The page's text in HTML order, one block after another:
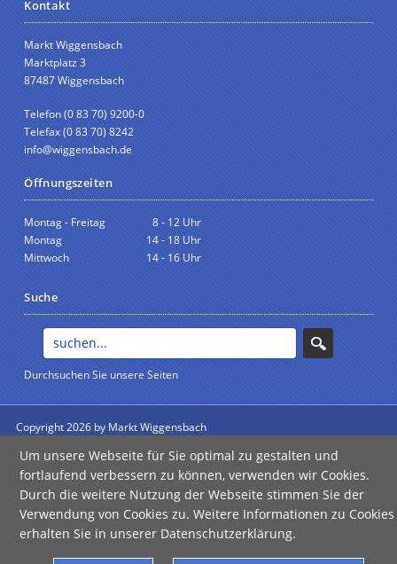
Kontakt
Markt Wiggensbach
Marktplatz 3
87487 Wiggensbach
Telefon (0 83 70) 9200-0
Telefax (0 83 70) 8242
info@wiggensbach.de
Öffnungszeiten
Montag - Freitag
8 - 12 Uhr
Montag
14 - 18 Uhr
Mittwoch
14 - 16 Uhr
Suche
Durchsuchen Sie unsere Seiten
Copyright 2026 by Markt Wiggensbach
Impressum
| Datenschutz | Barrierefreiheit
Um unsere Webseite für Sie optimal zu gestalten und
fortlaufend verbessern zu können, verwenden wir Cookies.
Durch die weitere Nutzung der Webseite stimmen Sie der
Verwendung von Cookies zu. Weitere Informationen zu Cookies
erhalten Sie in unserer Datenschutzerklärung.